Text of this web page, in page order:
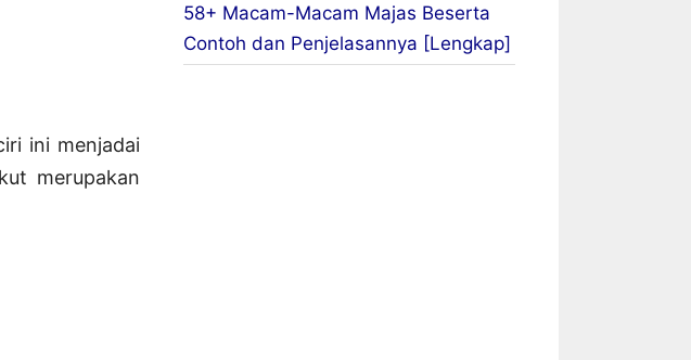
ini menjadai
merupakan
58+ Macam-Macam Majas Beserta
Contoh dan Penjelasannya [Lengkap]